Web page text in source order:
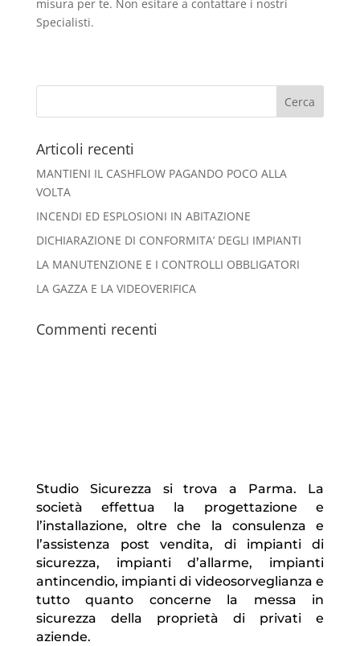
misura per te. Non esitare a contattare i nostri
Specialisti.
Articoli recenti
MANTIENI IL CASHFLOW PAGANDO POCO ALLA
VOLTA
INCENDI ED ESPLOSIONI IN ABITAZIONE
DICHIARAZIONE DI CONFORMITA’ DEGLI IMPIANTI
LA MANUTENZIONE E I CONTROLLI OBBLIGATORI
LA GAZZA E LA VIDEOVERIFICA
Commenti recenti
Studio Sicurezza si trova a Parma. La
società effettua la progettazione e
l’installazione, oltre che la consulenza e
l’assistenza post vendita, di impianti di
sicurezza, impianti d’allarme, impianti
antincendio, impianti di videosorveglianza e
tutto quanto concerne la messa in
sicurezza della proprietà di privati e
aziende.